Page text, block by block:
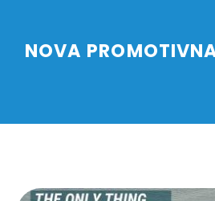
NOVA